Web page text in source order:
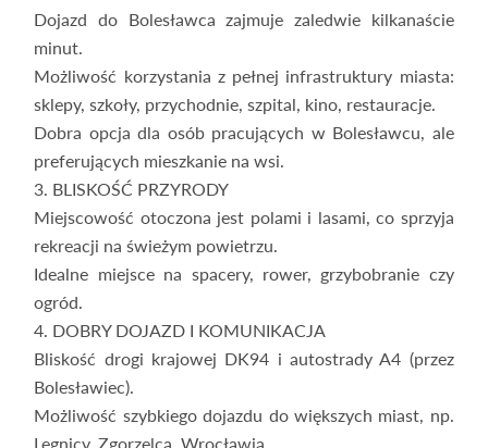
Dojazd do Bolesławca zajmuje zaledwie kilkanaście
minut.
Możliwość korzystania z pełnej infrastruktury miasta:
sklepy, szkoły, przychodnie, szpital, kino, restauracje.
Dobra opcja dla osób pracujących w Bolesławcu, ale
preferujących mieszkanie na wsi.
3. BLISKOŚĆ PRZYRODY
Miejscowość otoczona jest polami i lasami, co sprzyja
rekreacji na świeżym powietrzu.
Idealne miejsce na spacery, rower, grzybobranie czy
ogród.
4. DOBRY DOJAZD I KOMUNIKACJA
Bliskość drogi krajowej DK94 i autostrady A4 (przez
Bolesławiec).
Możliwość szybkiego dojazdu do większych miast, np.
Legnicy, Zgorzelca, Wrocławia.